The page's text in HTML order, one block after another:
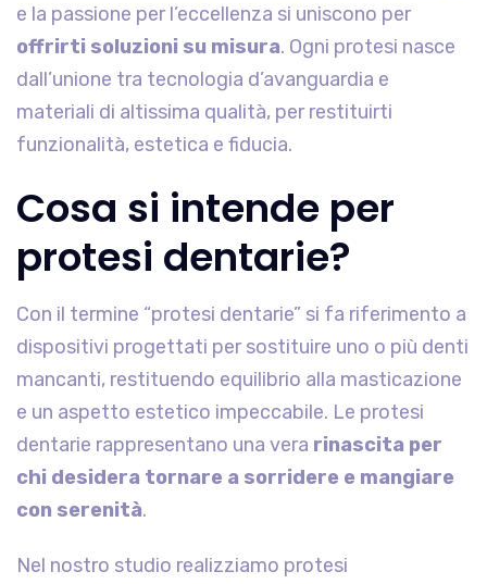
e la passione per l’eccellenza si uniscono per
offrirti soluzioni su misura. Ogni protesi nasce
dall’unione tra tecnologia d’avanguardia e
materiali di altissima qualità, per restituirti
funzionalità, estetica e fiducia.
Cosa si intende per
protesi dentarie?
Con il termine “protesi dentarie” si fa riferimento a
dispositivi progettati per sostituire uno o più denti
mancanti, restituendo equilibrio alla masticazione
e un aspetto estetico impeccabile. Le protesi
dentarie rappresentano una vera rinascita per
chi desidera tornare a sorridere e mangiare
con serenità.
Nel nostro studio realizziamo protesi